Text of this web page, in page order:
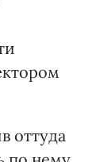
оттуда